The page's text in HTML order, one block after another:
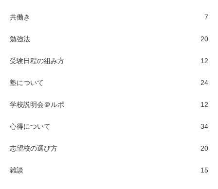
共働き 7
勉強法 20
受験日程の組み方 12
塾について 24
学校説明会＠ルポ 12
心得について 34
志望校の選び方 20
雑談 15